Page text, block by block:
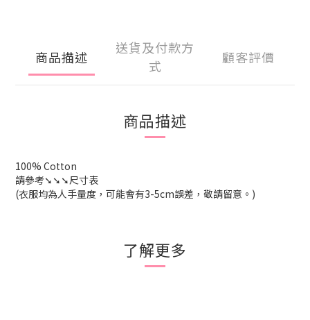
商品描述
送貨及付款方
式
顧客評價
商品描述
100% Cotton
請參考➘➘➘尺寸表
(衣服均為人手量度，可能會有3-5cm誤差，敬請留意。)
了解更多